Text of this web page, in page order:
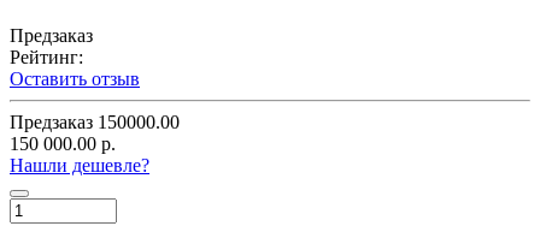
Предзаказ
Рейтинг:
Оставить отзыв
Предзаказ 150000.00
150 000.00 р.
Нашли дешевле?